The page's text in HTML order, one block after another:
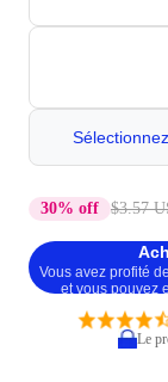
30% off $3.57
Vous avez profité
et vous pouvez
Le